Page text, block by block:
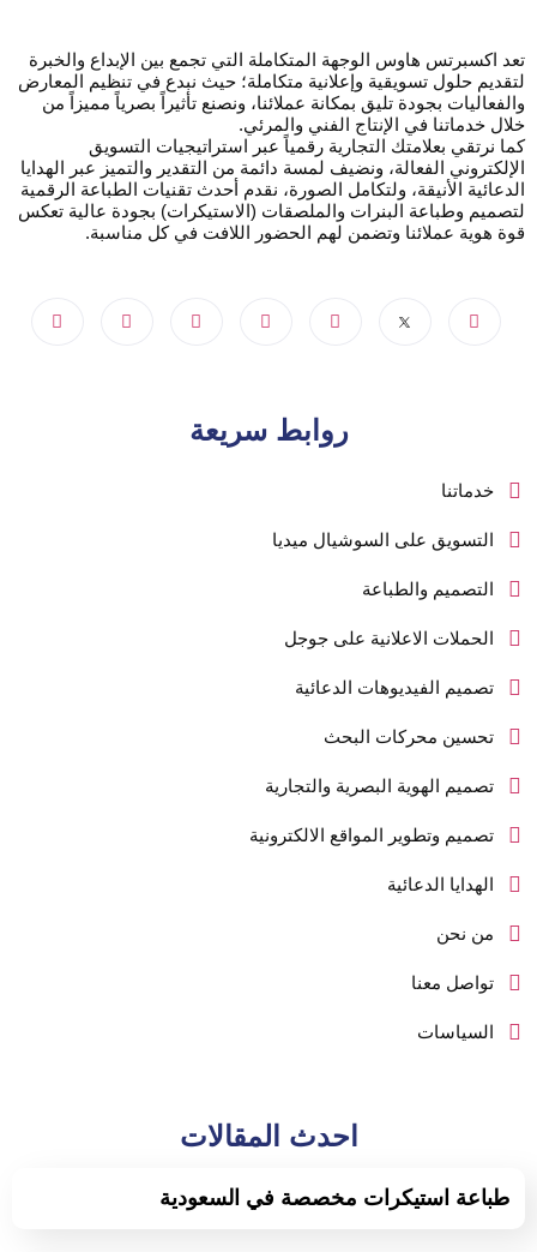
تعد اكسبرتس هاوس الوجهة المتكاملة التي تجمع بين الإبداع والخبرة
لتقديم حلول تسويقية وإعلانية متكاملة؛ حيث نبدع في تنظيم المعارض
والفعاليات بجودة تليق بمكانة عملائنا، ونصنع تأثيراً بصرياً مميزاً من
خلال خدماتنا في الإنتاج الفني والمرئي.
كما نرتقي بعلامتك التجارية رقمياً عبر استراتيجيات التسويق
الإلكتروني الفعالة، ونضيف لمسة دائمة من التقدير والتميز عبر الهدايا
الدعائية الأنيقة، ولتكامل الصورة، نقدم أحدث تقنيات الطباعة الرقمية
لتصميم وطباعة البنرات والملصقات (الاستيكرات) بجودة عالية تعكس
قوة هوية عملائنا وتضمن لهم الحضور اللافت في كل مناسبة.
روابط سريعة
خدماتنا
التسويق على السوشيال ميديا
التصميم والطباعة
الحملات الاعلانية على جوجل
تصميم الفيديوهات الدعائية
تحسين محركات البحث
تصميم الهوية البصرية والتجارية
تصميم وتطوير المواقع الالكترونية
الهدايا الدعائية
من نحن
تواصل معنا
السياسات
احدث المقالات
طباعة استيكرات مخصصة في السعودية